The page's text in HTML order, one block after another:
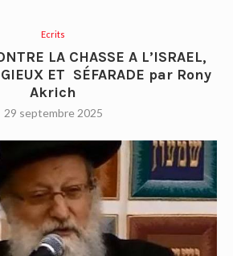
Ecrits
LA CHASSE A L’ISRAEL,
ET SÉFARADE par Rony
Akrich
29 septembre 2025